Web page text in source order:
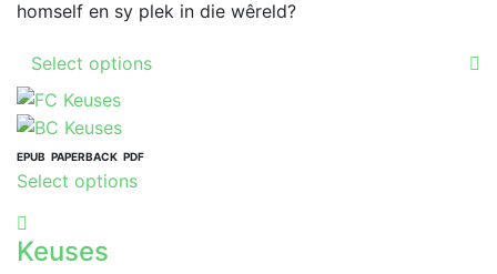
homself en sy plek in die wêreld?
Select options
EPUB PAPERBACK PDF
Select optionsThis
Keuses